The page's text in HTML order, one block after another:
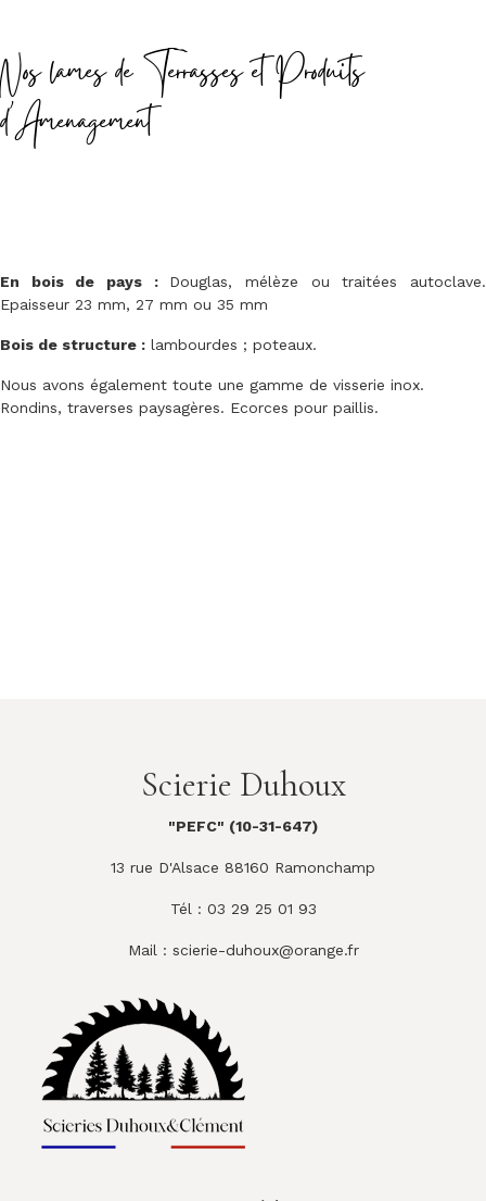
Nos lames de Terrasses et Produits
d'Amenagement
En bois de pays : Douglas, mélèze ou traitées autoclave.
Epaisseur 23 mm, 27 mm ou 35 mm
Bois de structure : lambourdes ; poteaux.
Nous avons également toute une gamme de visserie inox.
Rondins, traverses paysagères. Ecorces pour paillis.
Scierie Duhoux
"PEFC" (10-31-647)
13 rue D'Alsace 88160 Ramonchamp
Tél : 03 29 25 01 93
Mail : scierie-duhoux@orange.fr